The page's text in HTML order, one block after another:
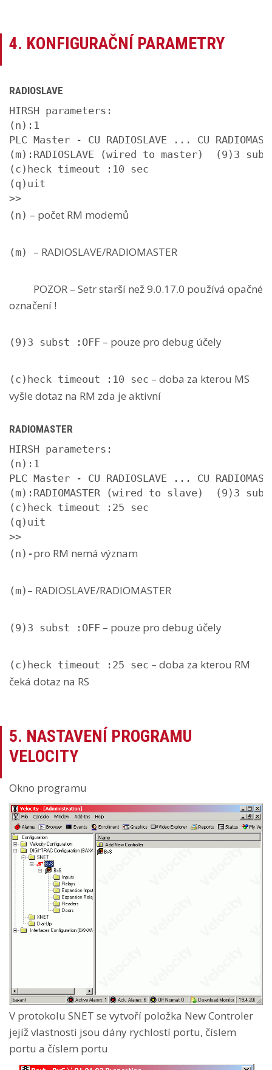
4. KONFIGURAČNÍ PARAMETRY
RADIOSLAVE
HIRSH parameters:
(n):1
PLC Master - CU RADIOSLAVE ... CU
(m):RADIOSLAVE (wired to master)  (9)3
(c)heck timeout :10 sec
(q)uit
>>
(n) – počet RM modemů
(m) – RADIOSLAVE/RADIOMASTER
POZOR – Setr starší než 9.0.17.0 používá opačné
označení !
(9)3 subst :OFF – pouze pro debug účely
(c)heck timeout :10 sec – doba za kterou MS
vyšle dotaz na RM zda je aktivní
RADIOMASTER
HIRSH parameters:
(n):1
PLC Master - CU RADIOSLAVE ... CU
(m):RADIOMASTER (wired to slave)  (9)3
(c)heck timeout :25 sec
(q)uit
>>
(n)-pro RM nemá význam
(m) – RADIOSLAVE/RADIOMASTER
(9)3 subst :OFF – pouze pro debug účely
(c)heck timeout :25 sec – doba za kterou RM
čeká dotaz na RS
5. NASTAVENÍ PROGRAMU
VELOCITY
Okno programu
V protokolu SNET se vytvoří položka New Controler
jejíž vlastnosti jsou dány rychlostí portu, číslem
portu a číslem portu